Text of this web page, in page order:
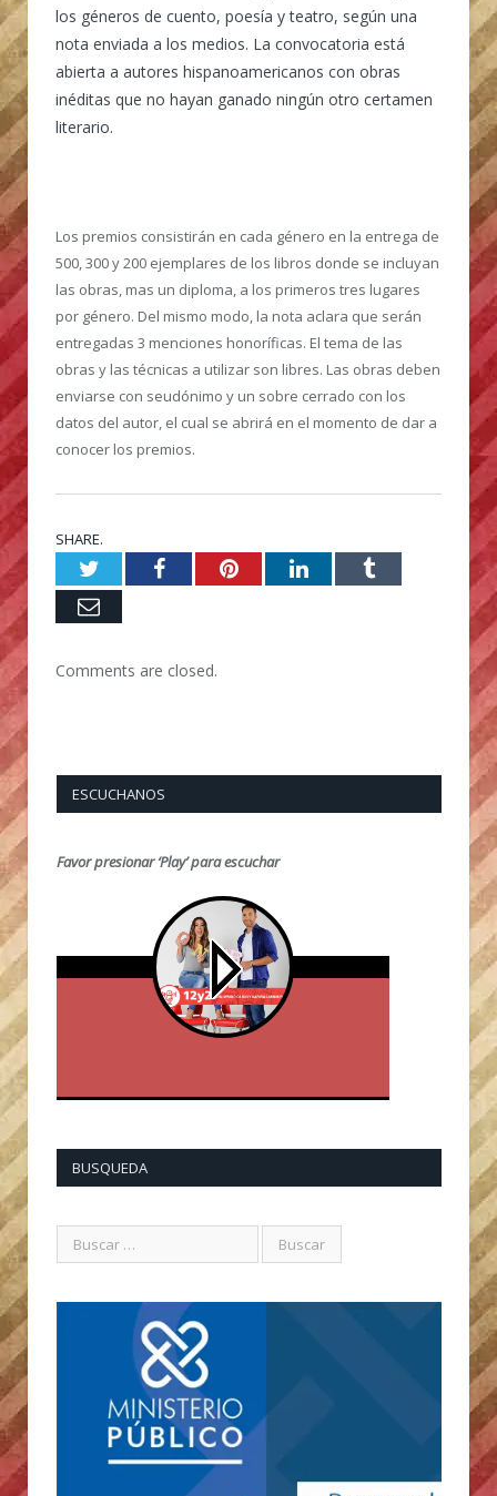
los géneros de cuento, poesía y teatro, según una
nota enviada a los medios. La convocatoria está
abierta a autores hispanoamericanos con obras
inéditas que no hayan ganado ningún otro certamen
literario.
Los premios consistirán en cada género en la entrega de
500, 300 y 200 ejemplares de los libros donde se incluyan
las obras, mas un diploma, a los primeros tres lugares
por género. Del mismo modo, la nota aclara que serán
entregadas 3 menciones honoríficas. El tema de las
obras y las técnicas a utilizar son libres. Las obras deben
enviarse con seudónimo y un sobre cerrado con los
datos del autor, el cual se abrirá en el momento de dar a
conocer los premios.
SHARE.
TwitterFacebookPinterestLinkedInTumblr
Email
Comments are closed.
ESCUCHANOS
Favor presionar ‘Play’ para escuchar
BUSQUEDA